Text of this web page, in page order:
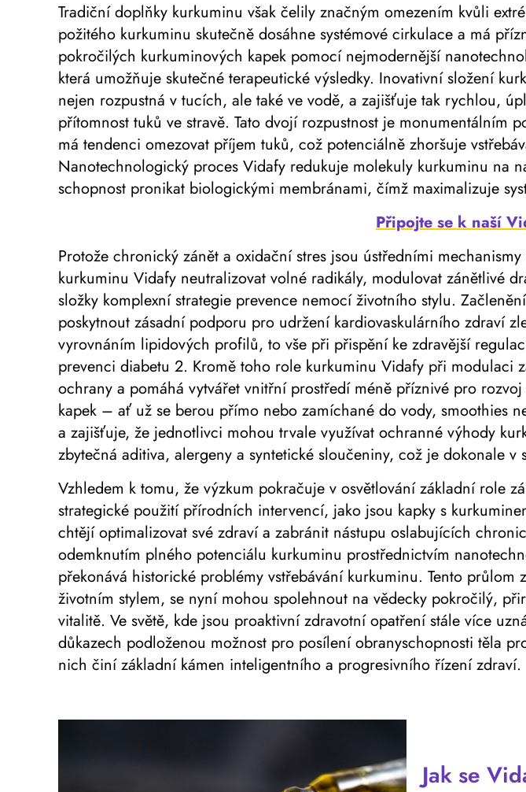
Tradiční doplňky kurkuminu však čelily značným omezením kvůli
požitého kurkuminu skutečně dosáhne systémové cirkulace a má
pokročilých kurkuminových kapek pomocí nejmodernější
která umožňuje skutečné terapeutické výsledky. Inovativní složení
nejen rozpustná v tucích, ale také ve vodě, a zajišťuje tak rychlou,
přítomnost tuků ve stravě. Tato dvojí rozpustnost je
má tendenci omezovat příjem tuků, což potenciálně zhoršuje
Nanotechnologický proces Vidafy redukuje molekuly kurkuminu na
schopnost pronikat biologickými membránami, čímž maximalizuje
Připojte se k naší
Protože chronický zánět a oxidační stres jsou ústředními
kurkuminu Vidafy neutralizovat volné radikály, modulovat zánětlivé
složky komplexní strategie prevence nemocí životního stylu.
poskytnout zásadní podporu pro udržení kardiovaskulárního zdraví
vyrovnáním lipidových profilů, to vše při přispění ke zdravější
prevenci diabetu 2. Kromě toho role kurkuminu Vidafy při
ochrany a pomáhá vytvářet vnitřní prostředí méně příznivé pro
kapek – ať už se berou přímo nebo zamíchané do vody,
a zajišťuje, že jednotlivci mohou trvale využívat ochranné výhody
zbytečná aditiva, alergeny a syntetické sloučeniny, což je dokonale
Vzhledem k tomu, že výzkum pokračuje v osvětlování základní role
strategické použití přírodních intervencí, jako jsou kapky s
chtějí optimalizovat své zdraví a zabránit nástupu oslabujících
odemknutím plného potenciálu kurkuminu prostřednictvím
překonává historické problémy vstřebávání kurkuminu. Tento
životním stylem, se nyní mohou spolehnout na vědecky pokročilý,
vitalitě. Ve světě, kde jsou proaktivní zdravotní opatření stále více
důkazech podloženou možnost pro posílení obranyschopnosti těla
nich činí základní kámen inteligentního a progresivního řízení zdraví.
Jak se